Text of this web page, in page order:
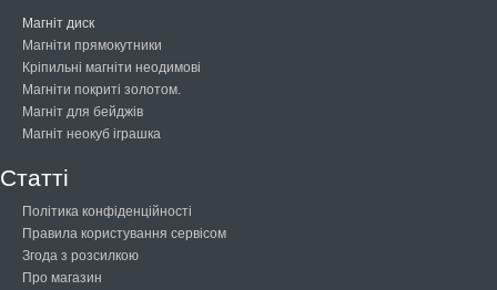
Магніт диск
Магніти прямокутники
Кріпильні магніти неодимові
Магніти покриті золотом.
Магніт для бейджів
Магніт неокуб іграшка
Статті
Політика конфіденційності
Правила користування сервісом
Згода з розсилкою
Про магазин